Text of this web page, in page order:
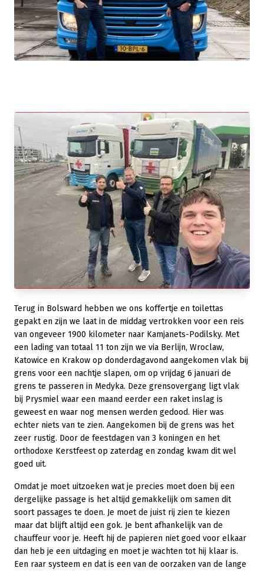
Terug in Bolsward hebben we ons koffertje en toilettas
gepakt en zijn we laat in de middag vertrokken voor een reis
van ongeveer 1900 kilometer naar Kamjanets-Podilsky. Met
een lading van totaal 11 ton zijn we via Berlijn, Wroclaw,
Katowice en Krakow op donderdagavond aangekomen vlak bij
grens voor een nachtje slapen, om op vrijdag 6 januari de
grens te passeren in Medyka. Deze grensovergang ligt vlak
bij Prysmiel waar een maand eerder een raket inslag is
geweest en waar nog mensen werden gedood. Hier was
echter niets van te zien. Aangekomen bij de grens was het
zeer rustig. Door de feestdagen van 3 koningen en het
orthodoxe Kerstfeest op zaterdag en zondag kwam dit wel
goed uit.
Omdat je moet uitzoeken wat je precies moet doen bij een
dergelijke passage is het altijd gemakkelijk om samen dit
soort passages te doen. Je moet de juist rij zien te kiezen
maar dat blijft altijd een gok. Je bent afhankelijk van de
chauffeur voor je. Heeft hij de papieren niet goed voor elkaar
dan heb je een uitdaging en moet je wachten tot hij klaar is.
Een raar systeem en dat is een van de oorzaken van de lange